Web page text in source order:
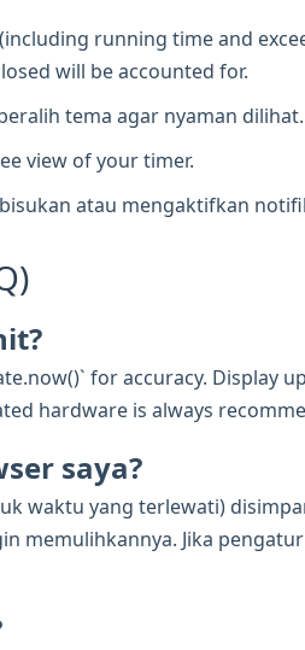
running time and
will be accounted for.
tema agar nyaman dilihat.
view of your timer.
atau mengaktifkan
for accuracy. Display
hardware is always
saya?
waktu yang terlewati)
memulihkannya. Jika